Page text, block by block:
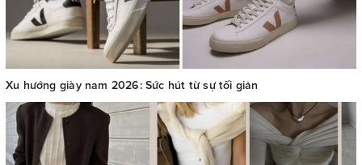
Xu hướng giày nam 2026: Sức hút từ sự tối giản